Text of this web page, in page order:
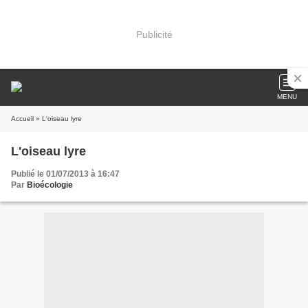
Publicité
MENU
Accueil » L'oiseau lyre
L'oiseau lyre
Publié le 01/07/2013 à 16:47
Par Bioécologie